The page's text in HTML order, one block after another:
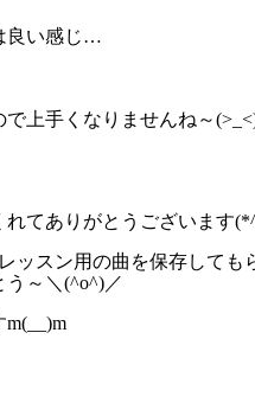
良い感じ…
上手くなりませんね～
てありがとうございます
ッスン用の曲を保存して
～＼(^o^)／